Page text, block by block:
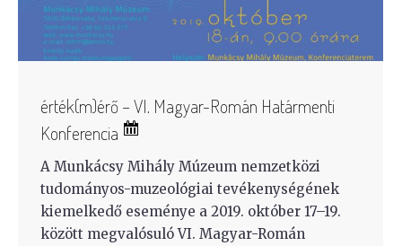
érték(m)érő – VI. Magyar-Román Határmenti
Konferencia
A Munkácsy Mihály Múzeum nemzetközi
tudományos-muzeológiai tevékenységének
kiemelkedő eseménye a 2019. október 17–19.
között megvalósuló VI. Magyar-Román